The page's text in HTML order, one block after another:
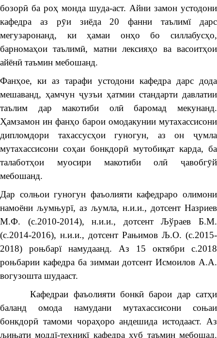
бозорӣ ба роҳ монда шуда-аст. Айни замон устодони
кафедра аз рӯи зиёда 20 фанни таълимї дарс
мегузаронанд, ки ҳамаи онҳо бо силлабусҳо,
барномаҳои таълимӣ, матни лексияҳо ва васоитҳои
айёнӣ таъмин мебошанд.
Фанҳое, ки аз тарафи устодони кафедра дарс дода
мешаванд, ҳамчун ҷузъи ҳатмии стандарти давлатии
таълим дар макотиби олӣ баромад мекунанд.
Ҳамзамон ин фанҳо барои омодакунии мутахассисони
дипломдори тахассусҳои гуногун, аз он ҷумла
мутахассисони соҳаи бонкдорӣ мутобиқат карда, ба
талаботҳои муосири макотиби олӣ ҷавобгӯй
мебошанд.
Дар солњои гуногун фаъолияти кафедраро олимони
намоёни љумњурї, аз љумла, н.и.и., дотсент Назриев
М.Ф. (с.2010-2014), н.и.и., дотсент Љўраев Б.М.
(с.2014-2016), н.и.и., дотсент Рањимов Љ.О. (с.2015-
2018) роњбарї намудаанд. Аз 15 октябри с.2018
роњбарии кафедра ба зиммаи дотсент Исмоилов А.А.
вогузошта шудааст.
Кафедраи фаъолияти бонкӣ барои дар сатҳи
баланд омода намудани мутахассисони соњаи
бонкдорӣ тамоми чораҳоро андешида истодааст. Аз
љињати моддї-техникї кафедра хуб таъмин мебошад.